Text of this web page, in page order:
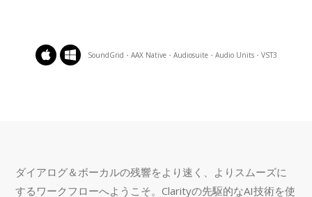
SoundGrid・AAX Native・Audiosuite・Audio Units・VST3
ダイアログ＆ボーカルの残響をより速く、よりスムーズに
するワークフローへようこそ。Clarityの先駆的なAI技術を使